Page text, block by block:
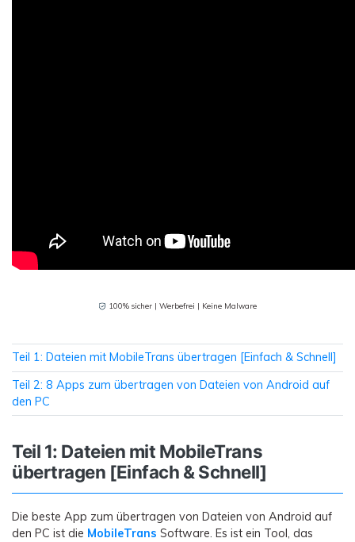
100% sicher | Werbefrei | Keine Malware
Teil 1: Dateien mit MobileTrans übertragen [Einfach & Schnell]
Teil 2: 8 Apps zum übertragen von Dateien von Android auf
den PC
Teil 1: Dateien mit MobileTrans
übertragen [Einfach & Schnell]
Die beste App zum übertragen von Dateien von Android auf
den PC ist die MobileTrans Software. Es ist ein Tool, das